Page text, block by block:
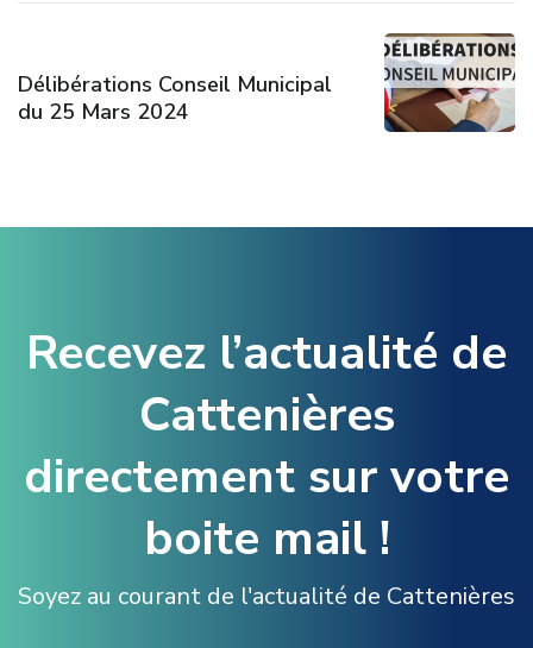
Délibérations Conseil Municipal
du 25 Mars 2024
Recevez l’actualité de
Cattenières
directement sur votre
boite mail !
Soyez au courant de l'actualité de Cattenières